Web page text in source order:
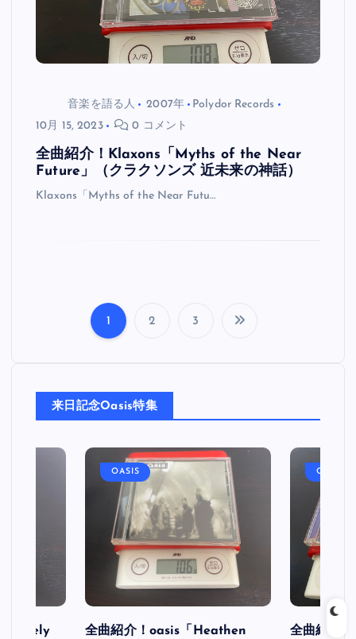
音楽を語る人 2007年
Polydor Records
10月 15, 2023
0 コメント
全曲紹介！Klaxons「Myths of the Near
Future」（クラクソンズ 近未来の神話）
Klaxons「Myths of the Near Futu…
の
ペ
ー
ジ
送
り
1 2 3
来日記念Oasis特集
OASIS
全曲紹介！oasis「Heathen
OASIS
全曲紹介